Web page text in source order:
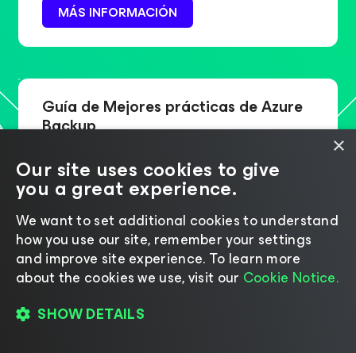
MÁS INFORMACIÓN
Guía de Mejores prácticas de Azure
Backup
IA con Agent Commander de Veeam, la solución para
gestionar riesgos de IA de Veeam.
OBTENGA INFORMACIÓN VALIOSA
Elija la solución de backup para
Azure correcta
×
Our site uses cookies to give
you a great experience.
We want to set additional cookies to understand
how you use our site, remember your settings
and improve site experience. ​To learn more
about the cookies we use, visit our Cookie Notice.
SHOW DETAILS